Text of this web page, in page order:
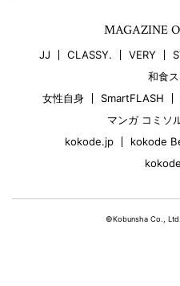
MAGAZINE
JJ CLASSY. VERY
和食
女性自身
SmartFLASH
マンガ コミソ
kokode.jp
kokode
©Kobunsha Co.,